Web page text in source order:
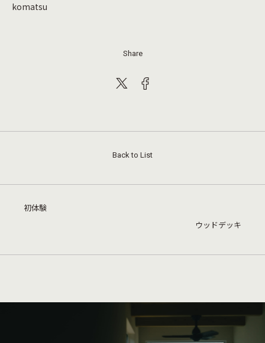
komatsu
Share
Back to List
初体験
ウッドデッキ